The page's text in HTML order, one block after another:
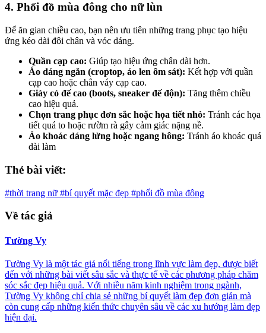
4. Phối đồ mùa đông cho nữ lùn
Để ăn gian chiều cao, bạn nên ưu tiên những trang phục tạo hiệu
ứng kéo dài đôi chân và vóc dáng.
Quần cạp cao: Giúp tạo hiệu ứng chân dài hơn.
Áo dáng ngắn (croptop, áo len ôm sát): Kết hợp với quần
cạp cao hoặc chân váy cạp cao.
Giày có đế cao (boots, sneaker đế độn): Tăng thêm chiều
cao hiệu quả.
Chọn trang phục đơn sắc hoặc họa tiết nhỏ: Tránh các họa
tiết quá to hoặc rườm rà gây cảm giác nặng nề.
Áo khoác dáng lửng hoặc ngang hông: Tránh áo khoác quá
dài làm
Thẻ bài viết:
#thời trang nữ #bí quyết mặc đẹp #phối đồ mùa đông
Về tác giả
Tường Vy
Tường Vy là một tác giả nổi tiếng trong lĩnh vực làm đẹp, được biết
đến với những bài viết sâu sắc và thực tế về các phương pháp chăm
sóc sắc đẹp hiệu quả. Với nhiều năm kinh nghiệm trong ngành,
Tường Vy không chỉ chia sẻ những bí quyết làm đẹp đơn giản mà
còn cung cấp những kiến thức chuyên sâu về các xu hướng làm đẹp
hiện đại.